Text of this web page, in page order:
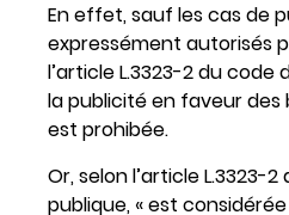
En effet, sauf les cas de
expressément autorisés
l’article L.3323-2 du code
la publicité en faveur des
est prohibée.
Or, selon l’article L.3323-
publique, « est